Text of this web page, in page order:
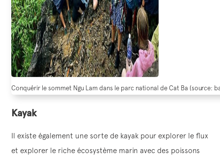
Conquérir le sommet Ngu Lam dans le parc national de Cat Ba (source:
Kayak
Il existe également une sorte de kayak pour explorer le flux
et explorer le riche écosystème marin avec des poissons